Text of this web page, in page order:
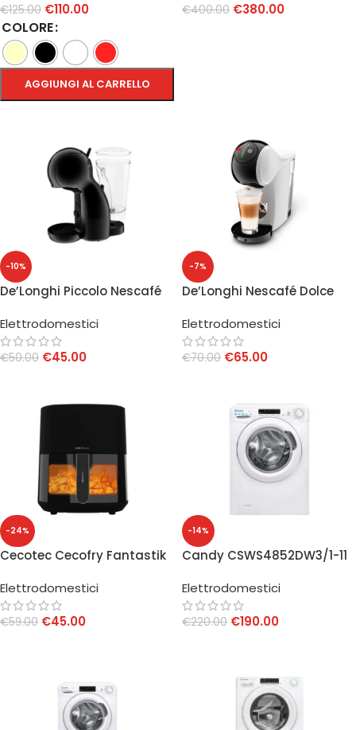
€125.00 €110.00
COLORE
AGGIUNGI AL CARRELLO
€400.00 €380.00
-10%
De’Longhi Piccolo Nescafé
Elettrodomestici
€50.00 €45.00
-7%
De’Longhi Nescafé Dolce
White
Elettrodomestici
€70.00 €65.00
-24%
Cecotec Cecofry Fantastik
Elettrodomestici
€59.00 €45.00
-14%
Candy CSWS4852DW3/1-11
Classe C/E
Elettrodomestici
€220.00 €190.00